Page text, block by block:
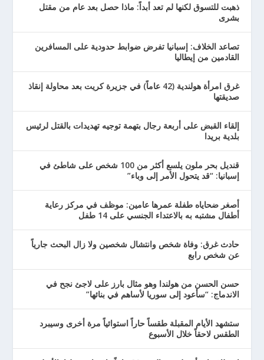
ذهبت للتسوق لكنها لم تعد أبداً: ماذا حصل بعد عام من مقتل
بشرى
تصاعد الخلاف: إسبانيا تفرض ضوابط حدودية على المسافرين
القادمين من إيطاليا
غرق امرأة هولندية (42 عاماً) في جزيرة كريت بعد محاولة إنقاذ
صديقتها
إلقاء القبض على أربعة رجال بتهمة توجيه تهديدات بالقتل لرئيس
بلدية بريدا
قنديل بحر ملون يلسع أكثر من 100 شخص على شاطئ في
إسبانيا: “قد يتحول الأمر إلى وباء”
أصغر ضحاياه طفلة عمرها عامين: موظف في مركز رعاية
أطفال مشتبه به بالاعتداء الجنسي على 14 طفل
حادث غرق: وفاة شخص وانتشال شخصين ولا زال البحث جارياً
عن شخص رابع
حسن الحسن من هولندا وهو مثال بارز على لاجئ نجح في
الاندماج: “سأعود إلى سوريا لأساهم في بنائها”
ستشهد الأيام المقبلة طقساً حاراً استوائياً مرة أخرى وسيبرد
الطقس لاحقاً خلال الأسبوع